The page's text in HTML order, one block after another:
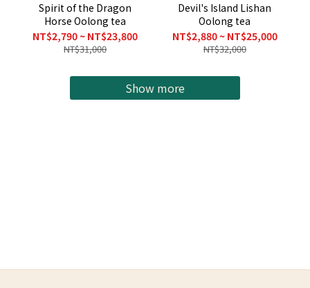
Spirit of the Dragon
Horse Oolong tea
NT$2,790 ~ NT$23,800
NT$31,000
Devil's Island Lishan
Oolong tea
NT$2,880 ~ NT$25,000
NT$32,000
Show more